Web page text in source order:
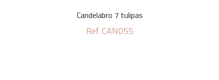
Candelabro 7 tulipas
Ref. CAN055